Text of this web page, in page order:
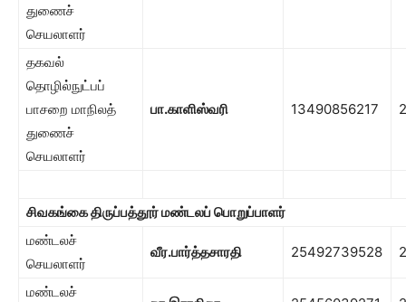
துணைச்
செயலாளர்
தகவல்
தொழில்நுட்பப்
பாசறை மாநிலத்
துணைச்
செயலாளர்
பா.காளிஸ்வரி 13490856217
சிவகங்கை திருப்பத்தூர் மண்டலப் பொறுப்பாளர்
மண்டலச்
செயலாளர்
வீர.பார்த்தசாரதி 25492739528
மண்டலச்